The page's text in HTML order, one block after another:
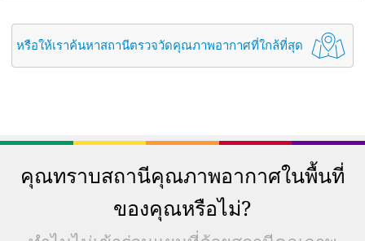
หรือให้เราค้นหาสถานีตรวจวัดคุณภาพอากาศที่ใกล้ที่สุด
คุณทราบสถานีคุณภาพอากาศในพื้นที่
ของคุณหรือไม่?